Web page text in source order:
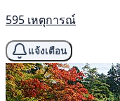
595 เหตุการณ์
แจ้งเตือน